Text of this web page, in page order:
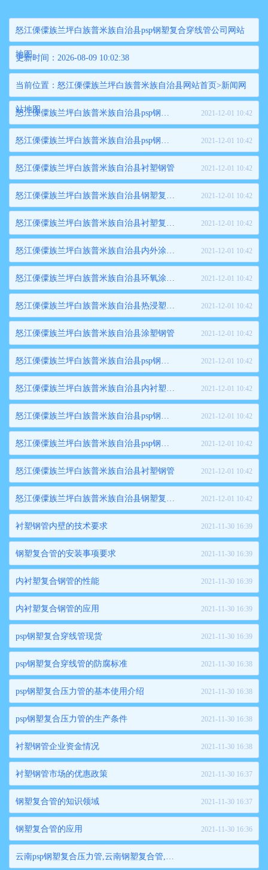
怒江傈僳族兰坪白族普米族自治县psp钢塑复合穿线管公司网站
地图
更新时间：2026-08-09 10:02:38
当前位置： 怒江傈僳族兰坪白族普米族自治县网站首页>新闻网
站地图 怒江傈僳族兰坪白族普米族自治县psp钢塑复合穿线管 2021-12-01 10:42
怒江傈僳族兰坪白族普米族自治县psp钢塑复合压力管 2021-12-01 10:42
怒江傈僳族兰坪白族普米族自治县衬塑钢管 2021-12-01 10:42
怒江傈僳族兰坪白族普米族自治县钢塑复合管 2021-12-01 10:42
怒江傈僳族兰坪白族普米族自治县衬塑复合管 2021-12-01 10:42
怒江傈僳族兰坪白族普米族自治县内外涂塑钢管 2021-12-01 10:42
怒江傈僳族兰坪白族普米族自治县环氧涂塑钢管 2021-12-01 10:42
怒江傈僳族兰坪白族普米族自治县热浸塑钢管 2021-12-01 10:42
怒江傈僳族兰坪白族普米族自治县涂塑钢管 2021-12-01 10:42
怒江傈僳族兰坪白族普米族自治县psp钢塑复合管 2021-12-01 10:42
怒江傈僳族兰坪白族普米族自治县内衬塑复合钢管 2021-12-01 10:42
怒江傈僳族兰坪白族普米族自治县psp钢塑复合穿线管 2021-12-01 10:42
怒江傈僳族兰坪白族普米族自治县psp钢塑复合压力管 2021-12-01 10:42
怒江傈僳族兰坪白族普米族自治县衬塑钢管 2021-12-01 10:42
怒江傈僳族兰坪白族普米族自治县钢塑复合管 2021-12-01 10:42
衬塑钢管内壁的技术要求 2021-11-30 16:39
钢塑复合管的安装事项要求 2021-11-30 16:39
内衬塑复合钢管的性能 2021-11-30 16:39
内衬塑复合钢管的应用 2021-11-30 16:39
psp钢塑复合穿线管现货 2021-11-30 16:39
psp钢塑复合穿线管的防腐标准 2021-11-30 16:38
psp钢塑复合压力管的基本使用介绍 2021-11-30 16:38
psp钢塑复合压力管的生产条件 2021-11-30 16:38
衬塑钢管企业资金情况 2021-11-30 16:38
衬塑钢管市场的优惠政策 2021-11-30 16:37
钢塑复合管的知识领域 2021-11-30 16:37
钢塑复合管的应用 2021-11-30 16:36
云南psp钢塑复合压力管,云南钢塑复合管,云南衬塑钢管,云南psp钢塑复合穿线管,云南内衬塑复合钢管